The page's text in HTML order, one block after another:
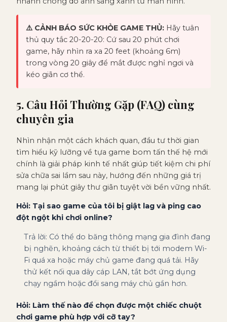
⚠️ CẢNH BÁO SỨC KHỎE GAME THỦ: Hãy tuân
thủ quy tắc 20-20-20: Cứ sau 20 phút chơi
game, hãy nhìn ra xa 20 feet (khoảng 6m)
trong vòng 20 giây để mắt được nghỉ ngơi và
kéo giãn cơ thể.
5. Câu Hỏi Thường Gặp (FAQ) cùng
chuyên gia
Nhìn nhận một cách khách quan, đầu tư thời gian
tìm hiểu kỹ lưỡng về tựa game bom tấn thế hệ mới
chính là giải pháp kinh tế nhất giúp tiết kiệm chi phí
sửa chữa sai lầm sau này, hướng đến những giá trị
mang lại phút giây thư giãn tuyệt vời bền vững nhất.
Hỏi: Tại sao game của tôi bị giật lag và ping cao
đột ngột khi chơi online?
Trả lời: Có thể do băng thông mạng gia đình đang
bị nghẽn, khoảng cách từ thiết bị tới modem Wi-
Fi quá xa hoặc máy chủ game đang quá tải. Hãy
thử kết nối qua dây cáp LAN, tắt bớt ứng dụng
chạy ngầm hoặc đổi sang máy chủ gần hơn.
Hỏi: Làm thế nào để chọn được một chiếc chuột
chơi game phù hợp với cỡ tay?